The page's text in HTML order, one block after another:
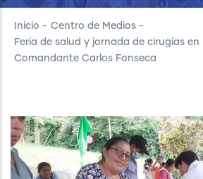
Inicio - Centro de Medios -
Feria de salud y jornada de cirugías en
Comandante Carlos Fonseca